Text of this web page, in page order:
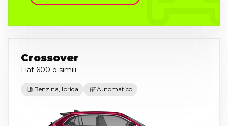
Crossover
Fiat 600 o simili
Benzina, Ibrida Automatico